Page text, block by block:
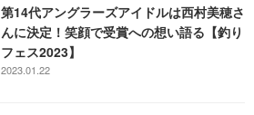
第14代アングラーズアイドルは西村美穂さ
んに決定！笑顔で受賞への想い語る【釣り
フェス2023】
2023.01.22